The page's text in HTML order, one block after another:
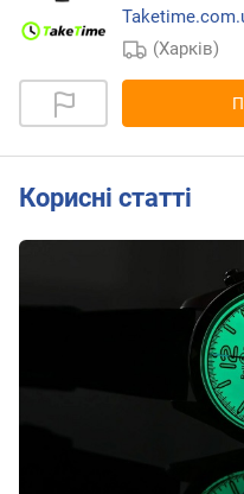
(Харків)
Корисні статті